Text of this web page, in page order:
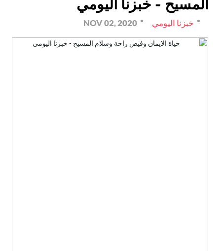
المسيح - خبزنا اليومي
خبزنا اليومي NOV 02, 2020